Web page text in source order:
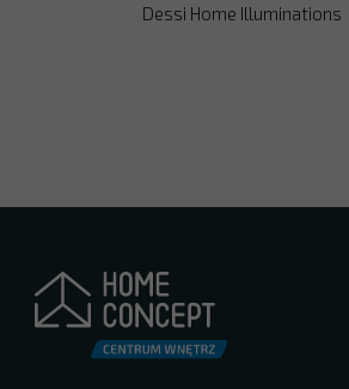
Dessi Home Illuminations